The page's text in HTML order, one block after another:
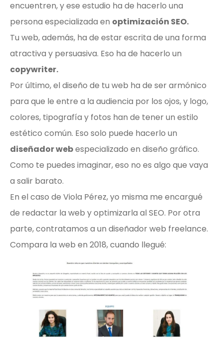
encuentren, y ese estudio ha de hacerlo una
persona especializada en optimización SEO.
Tu web, además, ha de estar escrita de una forma
atractiva y persuasiva. Eso ha de hacerlo un
copywriter.
Por último, el diseño de tu web ha de ser armónico
para que le entre a la audiencia por los ojos, y logo,
colores, tipografía y fotos han de tener un estilo
estético común. Eso solo puede hacerlo un
diseñador webespecializado en diseño gráfico.
Como te puedes imaginar, eso no es algo que vaya
a salir barato.
En el caso de Viola Pérez, yo misma me encargué
de redactar la web y optimizarla al SEO. Por otra
parte, contratamos a un diseñador web freelance.
Compara la web en 2018, cuando llegué: